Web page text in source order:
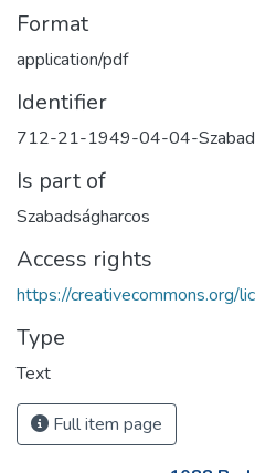
Format
application/pdf
Identifier
712-21-1949-04-04-
Is part of
Szabadságharcos
Access rights
https://creativecommons.org/
Type
Text
Full item page